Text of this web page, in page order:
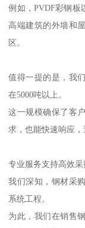
例如，PVDF彩钢板
高端建筑的外墙和
区。
值得一提的是，我
在5000吨以上。
这一规模确保了客
求，也能快速响应，
专业服务支持高效采
我们深知，钢材采
系统工程。
为此，我们在销售